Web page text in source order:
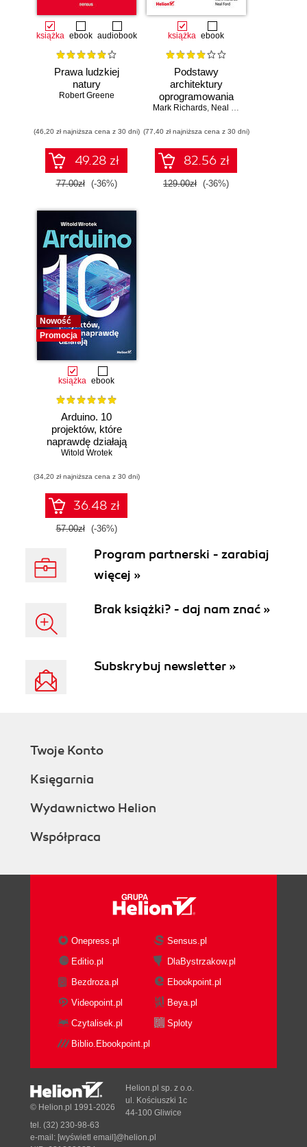
książka ebook audiobook
Prawa ludzkiej
natury
Robert Greene
(46,20 zł najniższa cena z 30 dni)
49.28 zł
77.00zł (-36%)
książka ebook
Podstawy
architektury
oprogramowania
dla inżynierów.
Mark Richards, Neal Ford
(77,40 zł najniższa cena z 30 dni)
82.56 zł
129.00zł (-36%)
Nowość
Promocja
książka ebook
Arduino. 10
projektów, które
naprawdę działają
Witold Wrotek
(34,20 zł najniższa cena z 30 dni)
36.48 zł
57.00zł (-36%)
Program partnerski - zarabiaj
więcej »
Brak książki? - daj nam znać »
Subskrybuj newsletter »
Twoje Konto
Księgarnia
Wydawnictwo Helion
Współpraca
Onepress.pl
Sensus.pl
Editio.pl
DlaBystrzakow.pl
Bezdroza.pl
Ebookpoint.pl
Videopoint.pl
Beya.pl
Czytalisek.pl
Sploty
Biblio.Ebookpoint.pl
© Helion.pl 1991-2026
Helion.pl sp. z o.o.
ul. Kościuszki 1c
44-100 Gliwice
tel. (32) 230-98-63
e-mail: [wyświetl email]@helion.pl